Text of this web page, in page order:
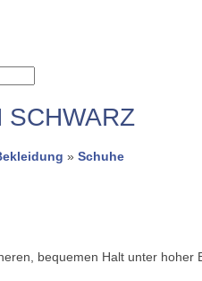
SCHWARZ
» Schuhe
bequemen Halt unter hoher